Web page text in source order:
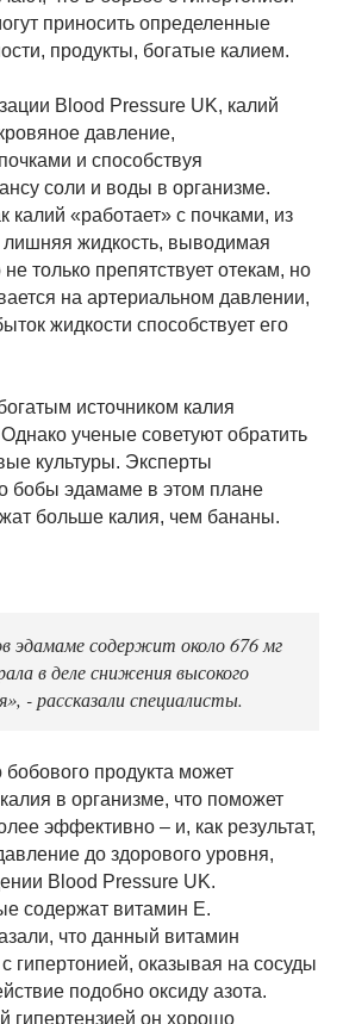
приносить определенные
продукты, богатые калием.
Blood Pressure UK, калий
давление,
и способствуя
соли и воды в организме.
калий «работает» с почками, из
лишняя жидкость, выводимая
только препятствует отекам, но
на артериальном давлении,
жидкости способствует его
источником калия
ученые советуют обратить
культуры. Эксперты
бобы эдамаме в этом плане
больше калия, чем бананы.
эдамаме содержит около 676 мг
в деле снижения высокого
- рассказали специалисты.
бобового продукта может
в организме, что поможет
эффективно – и, как результат,
до здорового уровня,
Blood Pressure UK.
содержат витамин Е.
что данный витамин
гипертонией, оказывая на сосуды
подобно оксиду азота.
гипертензией он хорошо